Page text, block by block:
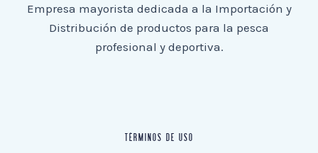
Empresa mayorista dedicada a la Importación y
Distribución de productos para la pesca
profesional y deportiva.
TÉRMINOS DE USO